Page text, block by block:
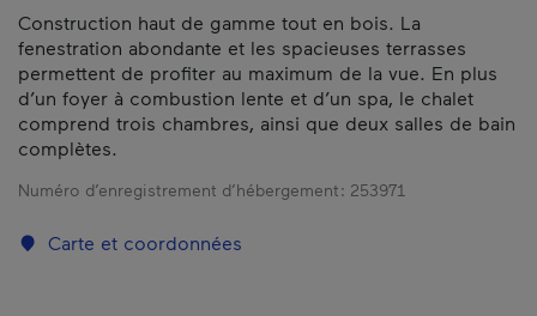
Construction haut de gamme tout en bois. La
fenestration abondante et les spacieuses terrasses
permettent de profiter au maximum de la vue. En plus
d’un foyer à combustion lente et d’un spa, le chalet
comprend trois chambres, ainsi que deux salles de bain
complètes.
Numéro d’enregistrement d’hébergement : 253971
Carte et coordonnées